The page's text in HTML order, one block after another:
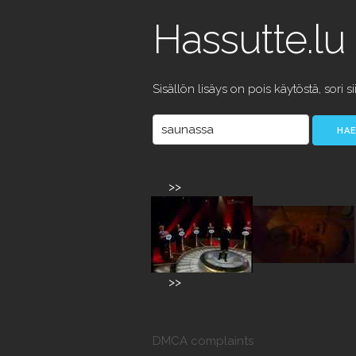
Hassutte.lu
Sisällön lisäys on pois käytöstä, sori
>>
>>
DMCA complaints